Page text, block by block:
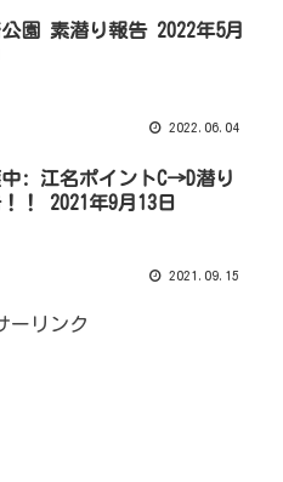
園 素潜り報告 2022年5月
2022.06.04
: 江名ポイントC→D潜り
！ 2021年9月13日
2021.09.15
ーリンク